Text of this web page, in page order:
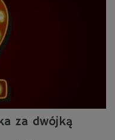
za dwójką